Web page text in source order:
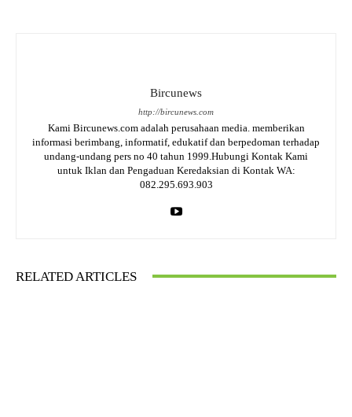
Bircunews
http://bircunews.com
Kami Bircunews.com adalah perusahaan media. memberikan
informasi berimbang, informatif, edukatif dan berpedoman terhadap
undang-undang pers no 40 tahun 1999.Hubungi Kontak Kami
untuk Iklan dan Pengaduan Keredaksian di Kontak WA:
082.295.693.903
RELATED ARTICLES